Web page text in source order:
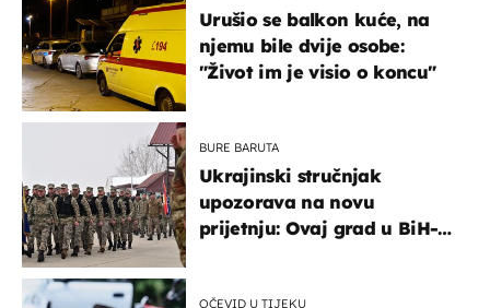
Urušio se balkon kuće, na
njemu bile dvije osobe:
"Život im je visio o koncu"
BURE BARUTA
Ukrajinski stručnjak
upozorava na novu
prijetnju: Ovaj grad u BiH-u
OČEVID U TIJEKU